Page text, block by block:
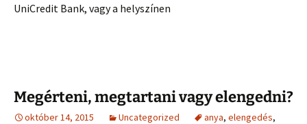
UniCredit Bank, vagy a helyszínen
Megérteni, megtartani vagy elengedni?
október 14, 2015 Uncategorized anya, elengedés,